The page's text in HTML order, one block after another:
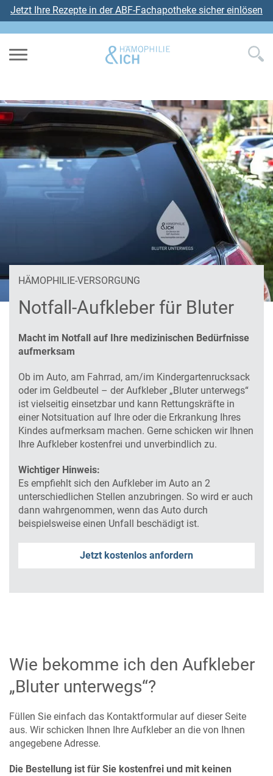
Jetzt Ihre Rezepte in der ABF-Fachapotheke sicher einlösen
HÄMOPHILIE-VERSORGUNG
Notfall-Aufkleber für Bluter
Macht im Notfall auf Ihre medizinischen Bedürfnisse
aufmerksam
Ob im Auto, am Fahrrad, am/im Kindergartenrucksack
oder im Geldbeutel – der Aufkleber „Bluter unterwegs“
ist vielseitig einsetzbar und kann Rettungskräfte in
einer Notsituation auf Ihre oder die Erkrankung Ihres
Kindes aufmerksam machen. Gerne schicken wir Ihnen
Ihre Aufkleber kostenfrei und unverbindlich zu.
Wichtiger Hinweis:
Es empfiehlt sich den Aufkleber im Auto an 2
unterschiedlichen Stellen anzubringen. So wird er auch
dann wahrgenommen, wenn das Auto durch
beispielsweise einen Unfall beschädigt ist.
Jetzt kostenlos anfordern
Wie bekomme ich den Aufkleber
„Bluter unterwegs“?
Füllen Sie einfach das Kontaktformular auf dieser Seite
aus. Wir schicken Ihnen Ihre Aufkleber an die von Ihnen
angegebene Adresse.
Die Bestellung ist für Sie kostenfrei und mit keinen